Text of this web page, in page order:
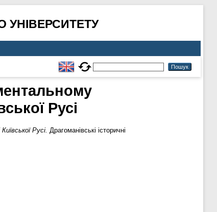
Русі
Русі. Драгоманівські історичні